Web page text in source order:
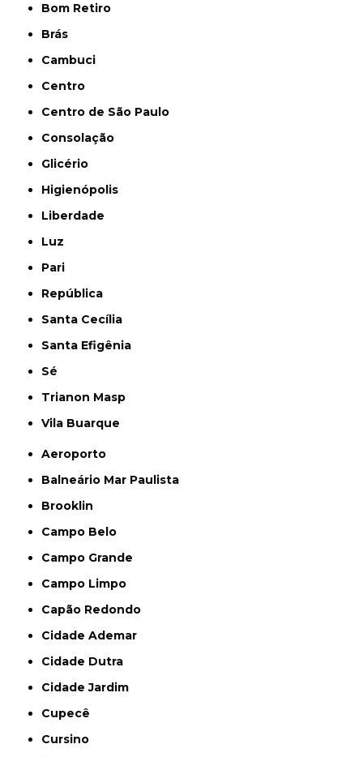
Bom Retiro
Brás
Cambuci
Centro
Centro de São Paulo
Consolação
Glicério
Higienópolis
Liberdade
Luz
Pari
República
Santa Cecília
Santa Efigênia
Sé
Trianon Masp
Vila Buarque
Aeroporto
Balneário Mar Paulista
Brooklin
Campo Belo
Campo Grande
Campo Limpo
Capão Redondo
Cidade Ademar
Cidade Dutra
Cidade Jardim
Cupecê
Cursino